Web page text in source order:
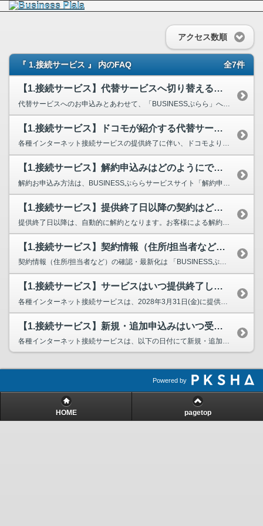
アクセス数順
『 1.接続サービス 』 内のFAQ 全7件
【1.接続サービス】代替サービスへ切り替える場合、BUSINESSぷららで...
代替サービスへのお申込みとあわせて、「BUSINESSぷらら」への解約お申...
【1.接続サービス】ドコモが紹介する代替サービスはありますか？
各種インターネット接続サービスの提供終了に伴い、ドコモより代替サービスの一...
【1.接続サービス】解約申込みはどのようにできますか？
【1.接続サービス】提供終了日以降の契約はどうなりますか？
提供終了日以降は、自動的に解約となります。お客様による解約手続きは不要です...
【1.接続サービス】契約情報（住所/担当者など）を確認・最新化したい場合は...
契約情報（住所/担当者など）の確認・最新化は 「BUSINESSぷららマ...
【1.接続サービス】サービスはいつ提供終了しますか？
各種インターネット接続サービスは、2028年3月31日(金)に提供終了いた...
【1.接続サービス】新規・追加申込みはいつ受付終了しますか？
各種インターネット接続サービスは、以下の日付にて新規・追加申込みの受付を終...
Powered by
HOME pagetop